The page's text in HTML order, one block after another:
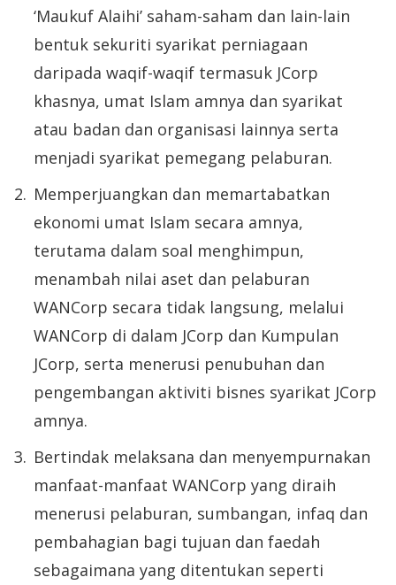
‘Maukuf Alaihi’ saham-saham dan lain-lain
bentuk sekuriti syarikat perniagaan
daripada waqif-waqif termasuk JCorp
khasnya, umat Islam amnya dan syarikat
atau badan dan organisasi lainnya serta
menjadi syarikat pemegang pelaburan.
Memperjuangkan dan memartabatkan
ekonomi umat Islam secara amnya,
terutama dalam soal menghimpun,
menambah nilai aset dan pelaburan
WANCorp secara tidak langsung, melalui
WANCorp di dalam JCorp dan Kumpulan
JCorp, serta menerusi penubuhan dan
pengembangan aktiviti bisnes syarikat JCorp
amnya.
Bertindak melaksana dan menyempurnakan
manfaat-manfaat WANCorp yang diraih
menerusi pelaburan, sumbangan, infaq dan
pembahagian bagi tujuan dan faedah
sebagaimana yang ditentukan seperti